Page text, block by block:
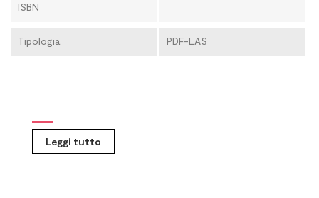
ISBN
Tipologia PDF-LAS
Leggi tutto